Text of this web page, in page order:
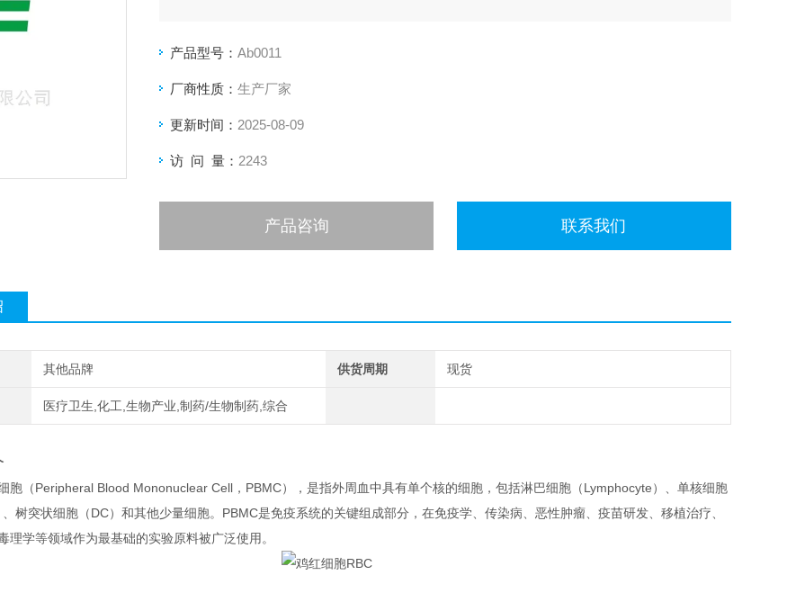
产品型号： Ab0011
厂商性质： 生产厂家
更新时间： 2025-08-09
访 问 量： 2243
产品咨询 联系我们
其他品牌 供货周期 现货
医疗卫生,化工,生物产业,制药/生物制药,综合
胞（Peripheral Blood Mononuclear Cell，PBMC），是指外周血中具有单个核的细胞，包括淋巴细胞（Lymphocyte）、单核细胞
、树突状细胞（DC）和其他少量细胞。PBMC是免疫系统的关键组成部分，在免疫学、传染病、恶性肿瘤、疫苗研发、移植治疗、
理学等领域作为最基础的实验原料被广泛使用。